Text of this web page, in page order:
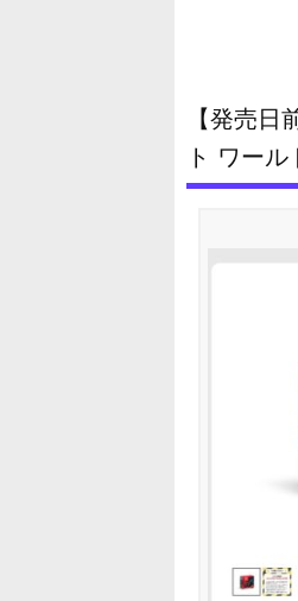
【発売
ト ワー